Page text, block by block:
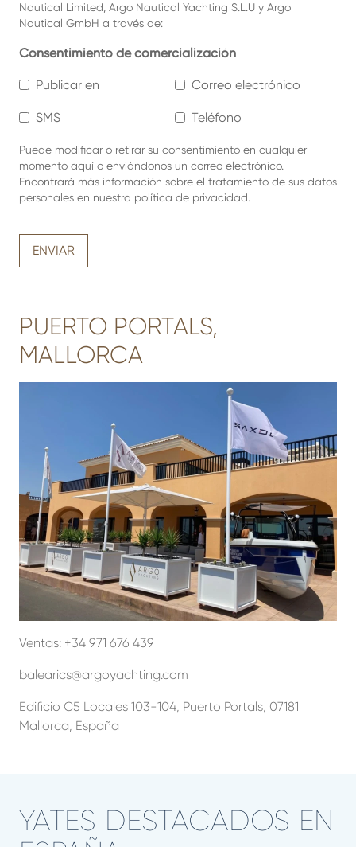
Nautical Limited, Argo Nautical Yachting S.L.U y Argo
Nautical GmbH a través de:
Consentimiento de comercialización
Publicar en Correo electrónico
SMS Teléfono
Puede modificar o retirar su consentimiento en cualquier
momento aquí o enviándonos un correo electrónico.
Encontrará más información sobre el tratamiento de sus datos
personales en nuestra política de privacidad.
ENVIAR
PUERTO PORTALS,
MALLORCA
Ventas: +34 971 676 439
balearics@argoyachting.com
Edificio C5 Locales 103-104, Puerto Portals, 07181
Mallorca, España
YATES DESTACADOS EN